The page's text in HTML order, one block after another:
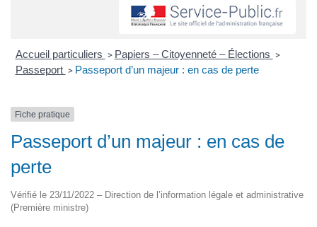
Accueil particuliers > Papiers – Citoyenneté – Élections >
Passeport > Passeport d’un majeur : en cas de perte
Fiche pratique
Passeport d’un majeur : en cas de
perte
Vérifié le 23/11/2022 – Direction de l’information légale et administrative
(Première ministre)